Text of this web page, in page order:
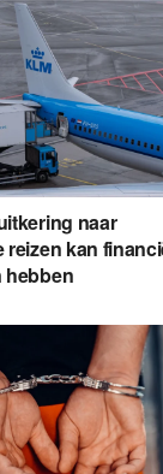
naar
reizen kan
hebben